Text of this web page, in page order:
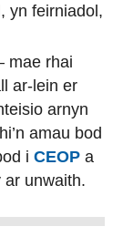
yn feirniadol,
mae rhai
ar-lein er
arnyn
amau bod
i CEOP a
ar unwaith.